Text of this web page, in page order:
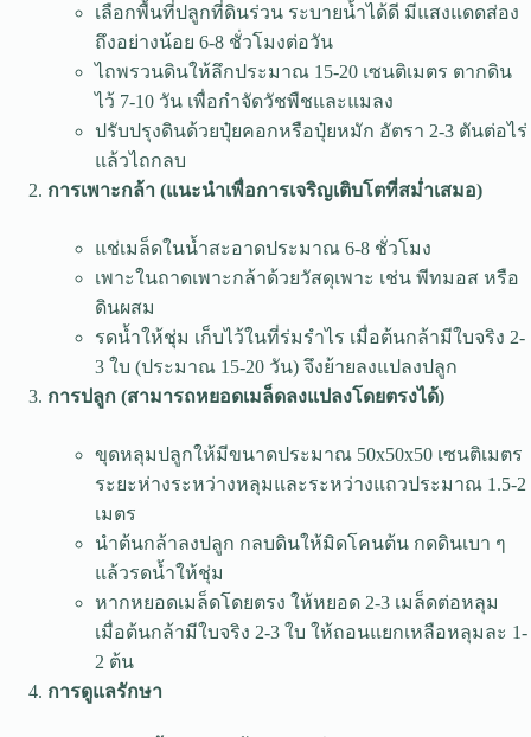
เลือกพื้นที่ปลูกที่ดินร่วน ระบายน้ำได้ดี มีแสงแดดส่อง
ถึงอย่างน้อย 6-8 ชั่วโมงต่อวัน
ไถพรวนดินให้ลึกประมาณ 15-20 เซนติเมตร ตากดิน
ไว้ 7-10 วัน เพื่อกำจัดวัชพืชและแมลง
ปรับปรุงดินด้วยปุ๋ยคอกหรือปุ๋ยหมัก อัตรา 2-3 ตันต่อไร่
แล้วไถกลบ
การเพาะกล้า (แนะนำเพื่อการเจริญเติบโตที่สม่ำเสมอ)
แช่เมล็ดในน้ำสะอาดประมาณ 6-8 ชั่วโมง
เพาะในถาดเพาะกล้าด้วยวัสดุเพาะ เช่น พีทมอส หรือ
ดินผสม
รดน้ำให้ชุ่ม เก็บไว้ในที่ร่มรำไร เมื่อต้นกล้ามีใบจริง 2-
3 ใบ (ประมาณ 15-20 วัน) จึงย้ายลงแปลงปลูก
การปลูก (สามารถหยอดเมล็ดลงแปลงโดยตรงได้)
ขุดหลุมปลูกให้มีขนาดประมาณ 50x50x50 เซนติเมตร
ระยะห่างระหว่างหลุมและระหว่างแถวประมาณ 1.5-2
เมตร
นำต้นกล้าลงปลูก กลบดินให้มิดโคนต้น กดดินเบา ๆ
แล้วรดน้ำให้ชุ่ม
หากหยอดเมล็ดโดยตรง ให้หยอด 2-3 เมล็ดต่อหลุม
เมื่อต้นกล้ามีใบจริง 2-3 ใบ ให้ถอนแยกเหลือหลุมละ 1-
2 ต้น
การดูแลรักษา